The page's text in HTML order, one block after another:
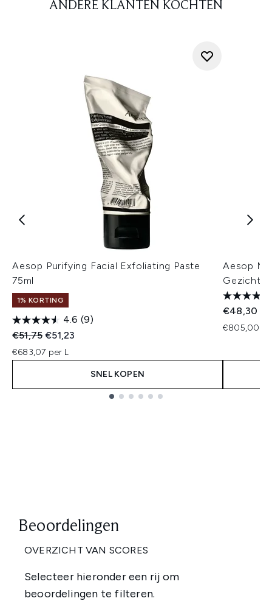
ANDERE KLANTEN KOCHTEN
Aesop Purifying Facial Exfoliating Paste
75ml
1% KORTING
4.6 (9)
Recommended Retail Price:
€51,75Huidige prijs:
€51,23
€683,07 per L
SNEL KOPEN
Aesop
€48,30
€805,00